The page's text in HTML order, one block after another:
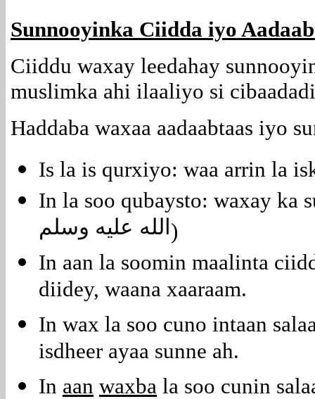
Sunnooyinka Ciidda iyo
Ciiddu waxay leedahay
muslimka ahi ilaaliyo si
Haddaba waxaa aadaabtaas iyo
Is la is qurxiyo: waa arrin la
In la soo qubaysto: waxay ka
الله عليه وسلم)
In aan la soomin maalinta
diidey, waana xaaraam.
In wax la soo cuno intaan
isdheer ayaa sunne ah.
In aan waxba la soo cunin